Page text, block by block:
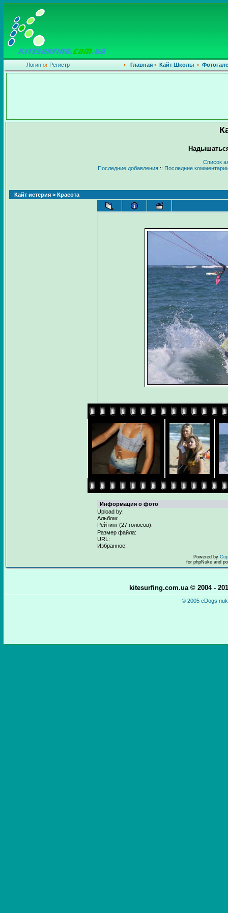
Логин or Регистр • Главная• Кайт Школы •
Список
Последние добавления:: Последние
Кайт истерия > Красота
Информация о фото
Upload by:
Альбом:
Рейтинг (27 голосов):
Размер файла:
URL:
Избранное:
Powered by
for phpNuke and
kitesurfing.com.ua © 2004 -
© 2005 eDogs